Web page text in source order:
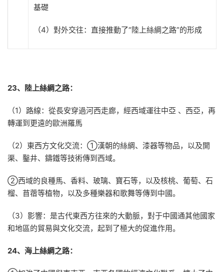
基礎
（4）對外交往：直接推動了“陸上絲綢之路”的形成
23、陸上絲綢之路：
（1）路線：從長安穿過河西走廊，經西域運往中亞 、西亞，再
轉運到更遠的歐洲羅馬
（2）東西方文化交流：①漢朝的絲綢、漆器等物品，以及開
渠、鑿井、鑄鐵等技術傳到西域。
②西域的良種馬、香料、玻璃、寶石等，以及核桃、葡萄、石
榴、苜蓿等植物，以及多種樂器和歌舞等傳到中國。
（3）影響：是古代東西方往來的大動脈，對于中國通其他國家
和地區的貿易與文化交流，起到了極大的促進作用。
24、海上絲綢之路：